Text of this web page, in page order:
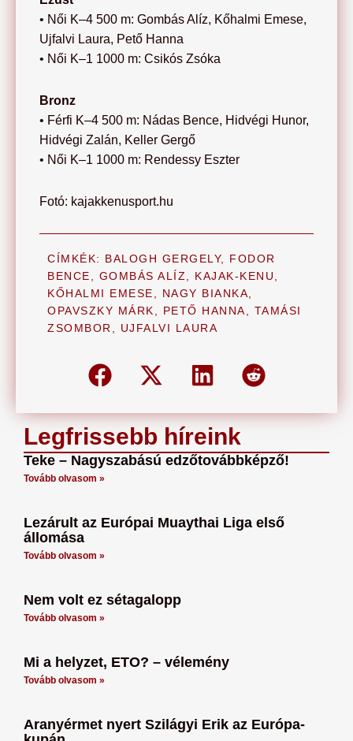
Legfrissebb híreink
Teke – Nagyszabású edzőtovábbképző!
Tovább olvasom »
Lezárult az Európai Muaythai Liga első
állomása
Tovább olvasom »
Nem volt ez sétagalopp
Tovább olvasom »
Mi a helyzet, ETO? – vélemény
Tovább olvasom »
Aranyérmet nyert Szilágyi Erik az Európa-
• Női K–4 500 m: Gombás Alíz, Kőhalmi Emese,
Ujfalvi Laura, Pető Hanna
• Női K–1 1000 m: Csikós Zsóka
Bronz
• Férfi K–4 500 m: Nádas Bence, Hidvégi Hunor,
Hidvégi Zalán, Keller Gergő
• Női K–1 1000 m: Rendessy Eszter
Fotó: kajakkenusport.hu
CÍMKÉK: BALOGH GERGELY, FODOR
BENCE
GOMBÁS ALÍZ KAJAK-KENU
KŐHALMI EMESE
NAGY BIANKA
OPAVSZKY MÁRK
PETŐ HANNA
TAMÁSI
ZSOMBOR
UJFALVI LAURA